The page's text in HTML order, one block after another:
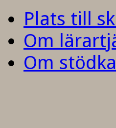
Plats till
Om
Om